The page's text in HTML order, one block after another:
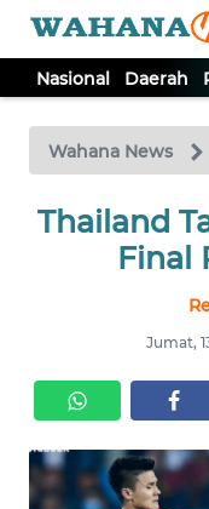
Nasional Daerah
Wahana News
Thailand
Final
Jumat,
TV
Tutup
NASIONAL
KRIMINAL
EKUIN